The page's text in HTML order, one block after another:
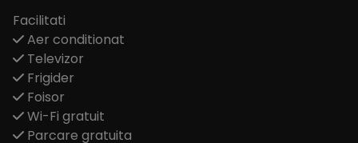
Facilitati
Aer conditionat
Televizor
Frigider
Foisor
Wi-Fi gratuit
Parcare gratuita